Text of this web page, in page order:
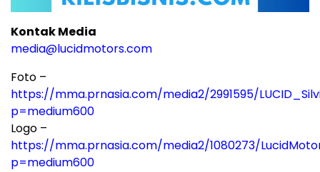
Kontak Media
media@lucidmotors.com
Foto –
https://mma.prnasia.com/media2/2991595/
p=medium600
Logo –
https://mma.prnasia.com/media2/1080273/
p=medium600